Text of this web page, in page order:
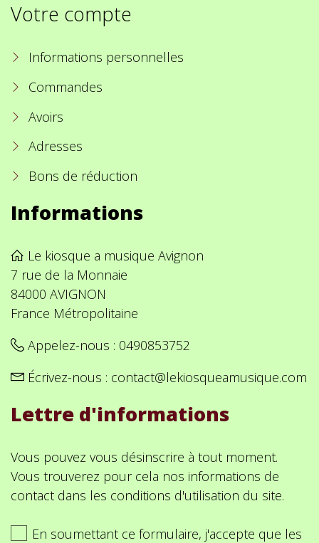
Votre compte
Informations personnelles
Commandes
Avoirs
Adresses
Bons de réduction
Informations
Le kiosque a musique Avignon
7 rue de la Monnaie
84000 AVIGNON
France Métropolitaine
Appelez-nous : 0490853752
Écrivez-nous : contact@lekiosqueamusique.com
Lettre d'informations
Vous pouvez vous désinscrire à tout moment.
Vous trouverez pour cela nos informations de
contact dans les conditions d'utilisation du site.
En soumettant ce formulaire, j'accepte que les